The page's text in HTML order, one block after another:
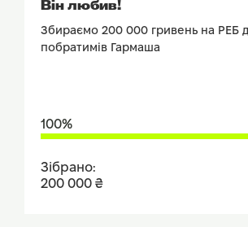
Він любив!
Збираємо 200 000 гривень на РЕБ
побратимів Гармаша
Зібрано:
200 000 ₴
100%